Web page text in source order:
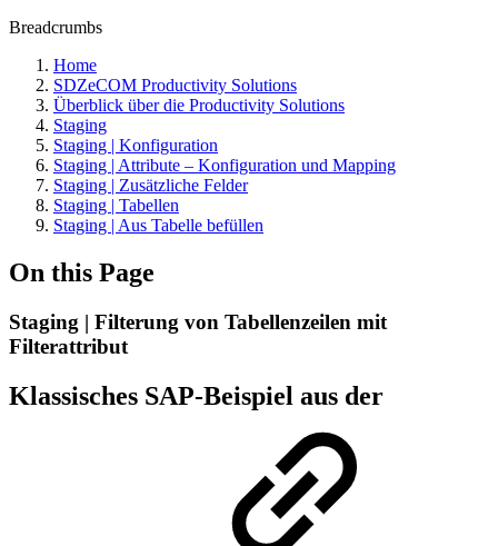
Breadcrumbs
Home
SDZeCOM Productivity Solutions
Überblick über die Productivity Solutions
Staging
Staging | Konfiguration
Staging | Attribute – Konfiguration und Mapping
Staging | Zusätzliche Felder
Staging | Tabellen
Staging | Aus Tabelle befüllen
On this Page
Staging | Filterung von Tabellenzeilen mit
Filterattribut
Klassisches SAP-Beispiel aus der